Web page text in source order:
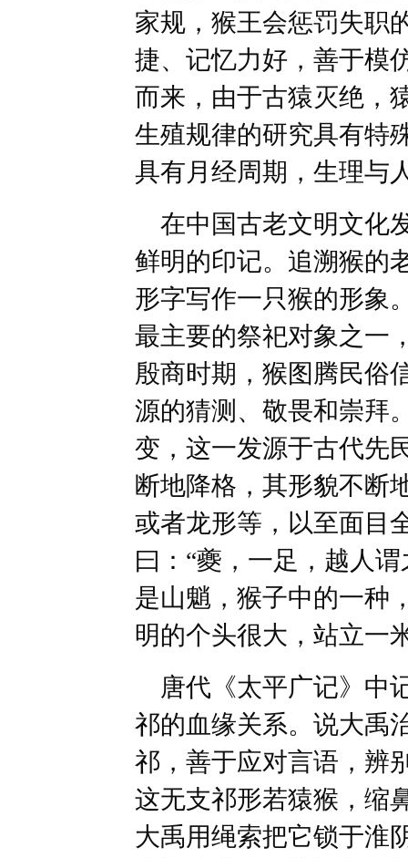
家规，猴王会惩罚失职
捷、记忆力好，善于模
而来，由于古猿灭绝，
生殖规律的研究具有特
具有月经周期，生理与
在中国古老文明文化
鲜明的印记。追溯猴的
形字写作一只猴的形象
最主要的祭祀对象之一
殷商时期，猴图腾民俗
源的猜测、敬畏和崇拜
变，这一发源于古代先
断地降格，其形貌不断
或者龙形等，以至面目
曰：“夔，一足，越人
是山魈，猴子中的一种
明的个头很大，站立一
唐代《太平广记》中
祁的血缘关系。说大禹
祁，善于应对言语，辨
这无支祁形若猿猴，缩
大禹用绳索把它锁于淮